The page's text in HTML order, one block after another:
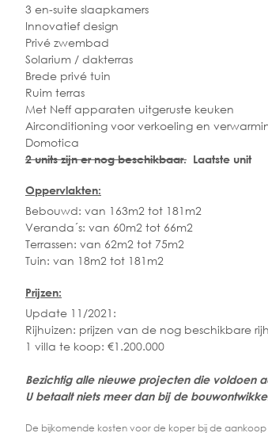
3 en-suite slaapkamers
Innovatief design
Privé zwembad
Solarium / dakterras
Brede privé tuin
Ruim terras
Met Neff apparaten uitgeruste keuken
Airconditioning voor verkoeling en
Domotica
2 units zijn er nog beschikbaar. Laatste unit
Oppervlakten:
Bebouwd: van 163m2 tot 181m2
Veranda´s: van 60m2 tot 66m2
Terrassen: van 62m2 tot 75m2
Tuin: van 18m2 tot 181m2
Prijzen:
Update 11/2021:
Rijhuizen: prijzen van de nog beschikbare
1 villa te koop: €1.200.000
Bezichtig alle nieuwe projecten die voldoen
U betaalt niets meer dan bij de
De bijkomende kosten voor de koper bij de